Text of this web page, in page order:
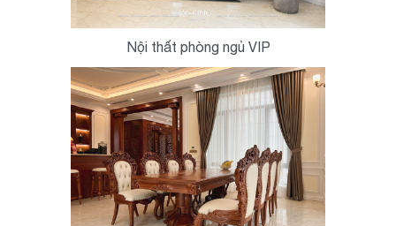
Nội thất phòng ngủ VIP